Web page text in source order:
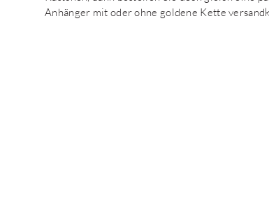
Anhänger mit oder ohne goldene Kette